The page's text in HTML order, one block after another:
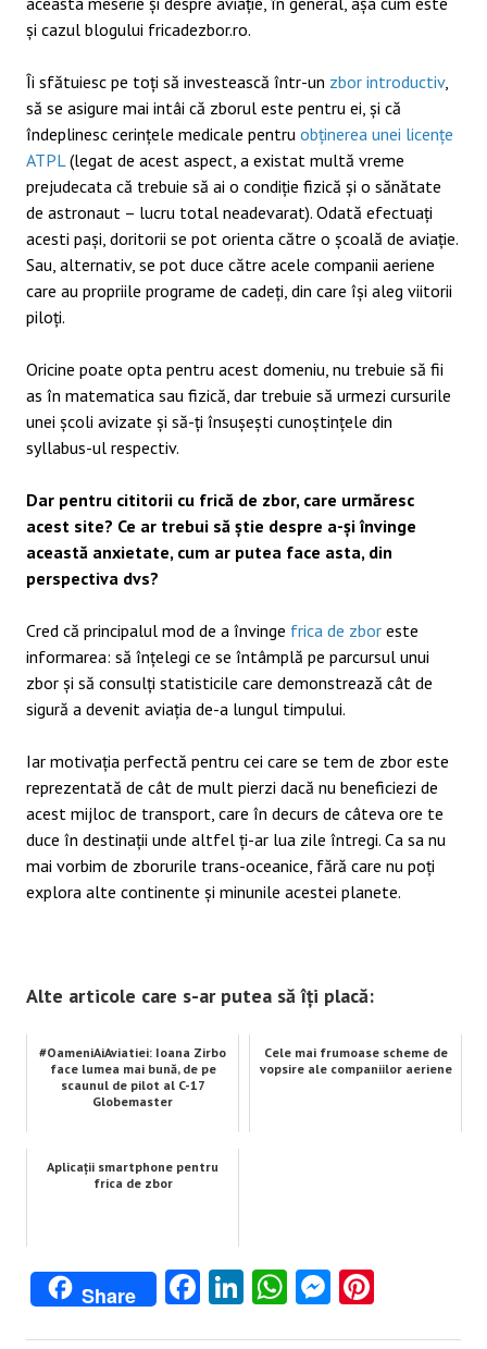
și cazul blogului fricadezbor.ro.
Îi sfătuiesc pe toți să investească într-un zbor introductiv,
să se asigure mai intâi că zborul este pentru ei, și că
îndeplinesc cerințele medicale pentru obținerea unei licențe
ATPL (legat de acest aspect, a existat multă vreme
prejudecata că trebuie să ai o condiție fizică și o sănătate
de astronaut – lucru total neadevarat). Odată efectuați
acesti pași, doritorii se pot orienta către o școală de aviație.
Sau, alternativ, se pot duce către acele companii aeriene
care au propriile programe de cadeți, din care își aleg viitorii
piloți.
Oricine poate opta pentru acest domeniu, nu trebuie să fii
as în matematica sau fizică, dar trebuie să urmezi cursurile
unei școli avizate și să-ți însușești cunoștințele din
syllabus-ul respectiv.
Dar pentru cititorii cu frică de zbor, care urmăresc
acest site? Ce ar trebui să știe despre a-și învinge
această anxietate, cum ar putea face asta, din
perspectiva dvs?
Cred că principalul mod de a învinge frica de zbor este
informarea: să înțelegi ce se întâmplă pe parcursul unui
zbor și să consulți statisticile care demonstrează cât de
sigură a devenit aviația de-a lungul timpului.
Iar motivația perfectă pentru cei care se tem de zbor este
reprezentată de cât de mult pierzi dacă nu beneficiezi de
acest mijloc de transport, care în decurs de câteva ore te
duce în destinații unde altfel ți-ar lua zile întregi. Ca sa nu
mai vorbim de zborurile trans-oceanice, fără care nu poți
explora alte continente și minunile acestei planete.
Alte articole care s-ar putea să îți placă:
#OameniAiAviatiei: Ioana Zirbo
face lumea mai bună, de pe
scaunul de pilot al C-17
Globemaster
Cele mai frumoase scheme de
vopsire ale companiilor aeriene
Aplicații smartphone pentru
frica de zbor
Share Facebook
LinkedIn
WhatsApp